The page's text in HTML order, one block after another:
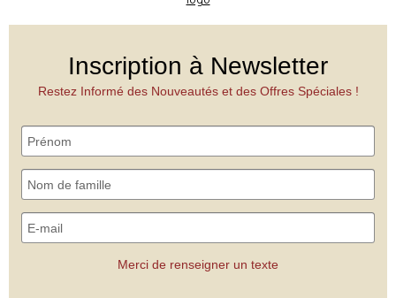
Inscription à Newsletter
Restez Informé des Nouveautés et des Offres Spéciales !
Merci de renseigner un texte